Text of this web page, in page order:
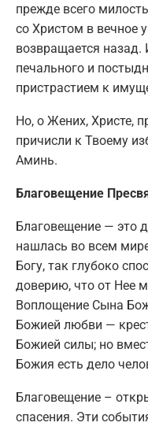
прежде всего
со Христом в вечное
возвращается назад.
печального и
пристрастием к
Но, о Жених, Христе,
причисли к Твоему
Аминь.
Благовещение
Благовещение — это
нашлась во всем
Богу, так глубоко
доверию, что от Нее
Воплощение Сына
Божией любви —
Божией силы; но
Божия есть дело
Благовещение –
спасения. Эти